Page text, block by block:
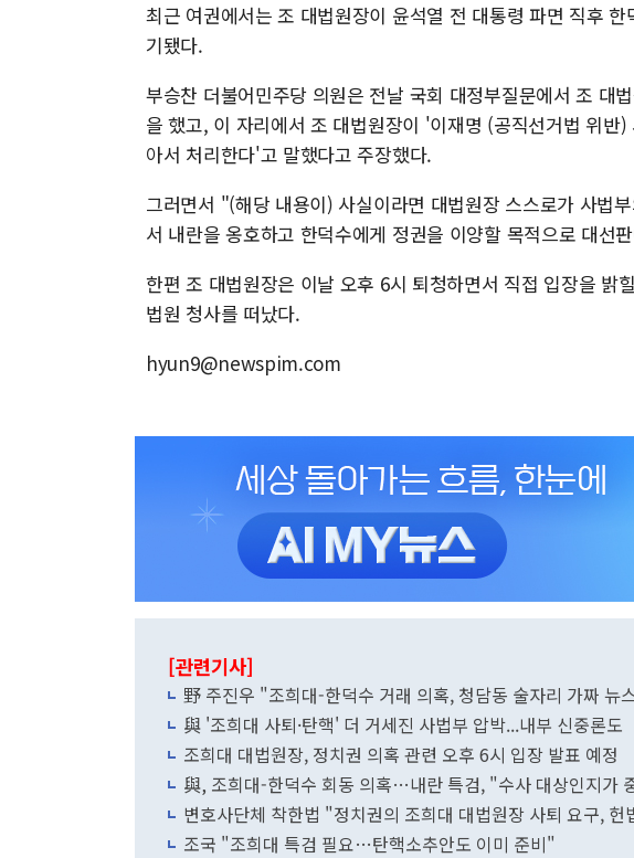
최근 여권에서는 조 대법원장이 윤석열 전 대통령 파면 직후
기됐다.
부승찬 더불어민주당 의원은 전날 국회 대정부질문에서 조 대
을 했고, 이 자리에서 조 대법원장이 '이재명 (공직선거법 위반
아서 처리한다'고 말했다고 주장했다.
그러면서 "(해당 내용이) 사실이라면 대법원장 스스로가 사법
서 내란을 옹호하고 한덕수에게 정권을 이양할 목적으로 대선
한편 조 대법원장은 이날 오후 6시 퇴청하면서 직접 입장을 밝
법원 청사를 떠났다.
hyun9@newspim.com
[관련기사]
野 주진우 "조희대-한덕수 거래 의혹, 청담동 술자리 가짜 뉴
與 '조희대 사퇴·탄핵' 더 거세진 사법부 압박...내부 신중론도
조희대 대법원장, 정치권 의혹 관련 오후 6시 입장 발표 예정
與, 조희대-한덕수 회동 의혹…내란 특검, "수사 대상인지가
변호사단체 착한법 "정치권의 조희대 대법원장 사퇴 요구, 헌
조국 "조희대 특검 필요…탄핵소추안도 이미 준비"